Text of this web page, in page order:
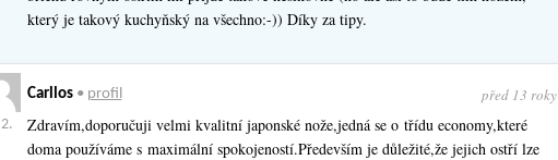
který je takový kuchyňský na všechno:-)) Díky za tipy.
2.
Carllos• profil před 13 roky
Zdravím,doporučuji velmi kvalitní japonské nože,jedná se o třídu economy,které
doma používáme s maximální spokojeností.Pře­devším je důležité,že jejich ostří lze